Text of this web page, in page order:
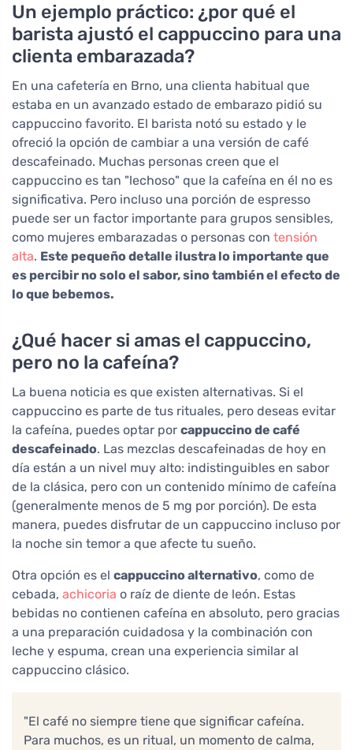
Un ejemplo práctico: ¿por qué el
barista ajustó el cappuccino para una
clienta embarazada?
En una cafetería en Brno, una clienta habitual que
estaba en un avanzado estado de embarazo pidió su
cappuccino favorito. El barista notó su estado y le
ofreció la opción de cambiar a una versión de café
descafeinado. Muchas personas creen que el
cappuccino es tan "lechoso" que la cafeína en él no es
significativa. Pero incluso una porción de espresso
puede ser un factor importante para grupos sensibles,
como mujeres embarazadas o personas con tensión
alta. Este pequeño detalle ilustra lo importante que
es percibir no solo el sabor, sino también el efecto de
lo que bebemos.
¿Qué hacer si amas el cappuccino,
pero no la cafeína?
La buena noticia es que existen alternativas. Si el
cappuccino es parte de tus rituales, pero deseas evitar
la cafeína, puedes optar por cappuccino de café
descafeinado. Las mezclas descafeinadas de hoy en
día están a un nivel muy alto: indistinguibles en sabor
de la clásica, pero con un contenido mínimo de cafeína
(generalmente menos de 5 mg por porción). De esta
manera, puedes disfrutar de un cappuccino incluso por
la noche sin temor a que afecte tu sueño.
Otra opción es el cappuccino alternativo, como de
cebada, achicoria o raíz de diente de león. Estas
bebidas no contienen cafeína en absoluto, pero gracias
a una preparación cuidadosa y la combinación con
leche y espuma, crean una experiencia similar al
cappuccino clásico.
"El café no siempre tiene que significar cafeína.
Para muchos, es un ritual, un momento de calma,